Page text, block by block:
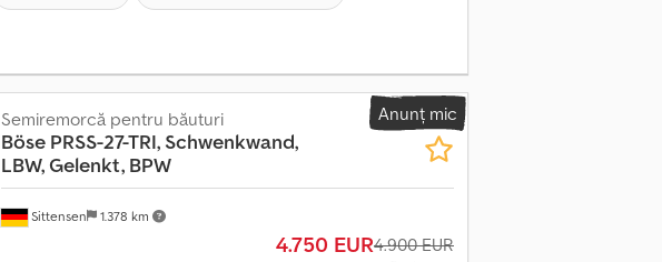
Anunț mic
Sittensen 1.378 km
Semiremorcă pentru băuturi
Böse PRSS-27-TRI, Schwenkwand,
LBW, Gelenkt, BPW
4.750 EUR4.900 EUR